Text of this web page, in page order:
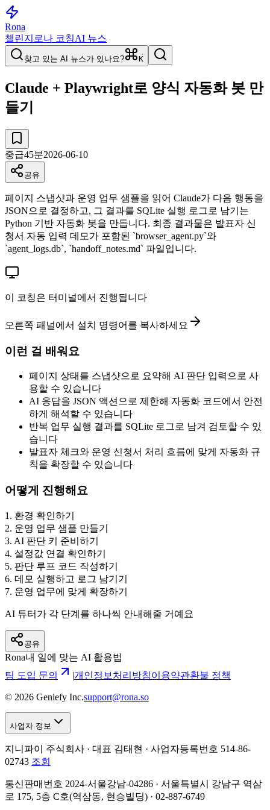
Rona
챌린지 로나 코칭AI 뉴스
찾고 있는 AI 뉴스가 있나요? K
Claude + Playwright로 양식 자동화 봇 만
들기
중급45분2026-06-10
공유
페이지 스냅샷과 운영 업무 샘플을 읽어 Claude가 다음 행동을
JSON으로 결정하고, 그 결과를 SQLite 실행 로그로 남기는
Python 기반 자동화 봇을 만듭니다. 최종 결과물은 발표자 신
청서 자동 입력 데모가 포함된 `browser_agent.py`와
`agent_logs.db`, `handoff_notes.md` 파일입니다.
이 코칭은 터미널에서 진행됩니다
오른쪽 패널에서 설치 명령어를 복사하세요
이런 걸 배워요
페이지 상태를 스냅샷으로 요약해 AI 판단 입력으로 사
용할 수 있습니다
AI 응답을 JSON 액션으로 제한해 자동화 코드에서 안전
하게 해석할 수 있습니다
반복 업무 실행 결과를 SQLite 로그로 남겨 검토할 수 있
습니다
발표자 체크와 운영 신청서 처리 흐름에 맞게 자동화 규
칙을 확장할 수 있습니다
어떻게 진행해요
1 . 환경 확인하기
2. 운영 업무 샘플 만들기
3. AI 판단 키 준비하기
4. 설정값 연결 확인하기
5. 판단 루프 코드 작성하기
6. 데모 실행하고 로그 남기기
7. 운영 업무에 맞게 확장하기
AI 튜터가 각 단계를 하나씩 안내해줄 거예요
공유
Rona내 일에 맞는 AI 활용법
팀 도입 문의
|개인정보처리방침이용약관환불 정책
© 2026 Geniefy Inc.support@rona.so
사업자 정보
지니파이 주식회사 · 대표 김태현 · 사업자등록번호 514-86-
02743 조회
통신판매번호 2024-서울강남-04286 · 서울특별시 강남구 역삼
로 175, 5층 C호(역삼동, 현승빌딩) · 02-887-6749